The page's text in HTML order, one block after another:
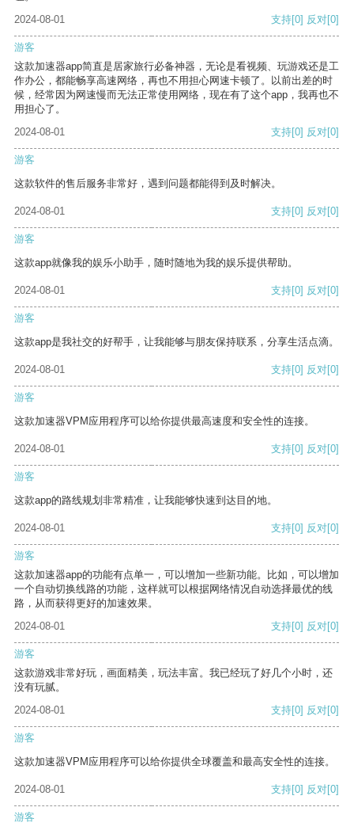
2024-08-01
支持[0] 反对[0]
游客
这款加速器app简直是居家旅行必备神器，无论是看视频、玩游戏还是工
作办公，都能畅享高速网络，再也不用担心网速卡顿了。以前出差的时
候，经常因为网速慢而无法正常使用网络，现在有了这个app，我再也不
用担心了。
2024-08-01
支持[0] 反对[0]
游客
这款软件的售后服务非常好，遇到问题都能得到及时解决。
2024-08-01 支持[0] 反对[0]
游客
这款app就像我的娱乐小助手，随时随地为我的娱乐提供帮助。
2024-08-01 支持[0] 反对[0]
游客
这款app是我社交的好帮手，让我能够与朋友保持联系，分享生活点滴。
2024-08-01 支持[0] 反对[0]
游客
这款加速器VPM应用程序可以给你提供最高速度和安全性的连接。
2024-08-01 支持[0] 反对[0]
游客
这款app的路线规划非常精准，让我能够快速到达目的地。
2024-08-01 支持[0] 反对[0]
游客
这款加速器app的功能有点单一，可以增加一些新功能。比如，可以增加
一个自动切换线路的功能，这样就可以根据网络情况自动选择最优的线
路，从而获得更好的加速效果。
2024-08-01
支持[0] 反对[0]
游客
这款游戏非常好玩，画面精美，玩法丰富。我已经玩了好几个小时，还
没有玩腻。
2024-08-01
支持[0] 反对[0]
游客
这款加速器VPM应用程序可以给你提供全球覆盖和最高安全性的连接。
2024-08-01 支持[0] 反对[0]
游客